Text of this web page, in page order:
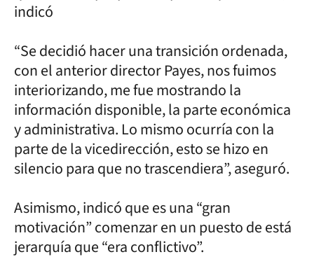
indicó
“Se decidió hacer una transición ordenada,
con el anterior director Payes, nos fuimos
interiorizando, me fue mostrando la
información disponible, la parte económica
y administrativa. Lo mismo ocurría con la
parte de la vicedirección, esto se hizo en
silencio para que no trascendiera”, aseguró.
Asimismo, indicó que es una “gran
motivación” comenzar en un puesto de está
jerarquía que “era conflictivo”.